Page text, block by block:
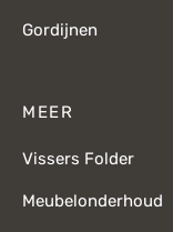
Gordijnen
MEER
Vissers Folder
Meubelonderhoud